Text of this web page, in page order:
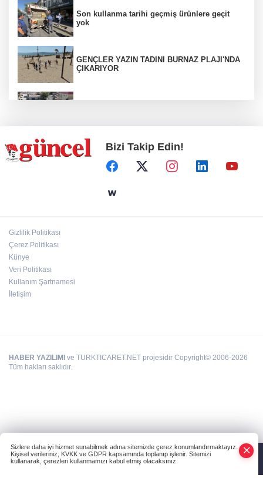
Son kullanma tarihi geçmiş ürünlere geçit
yok
GENÇLER YAZIN TADINI BURNAZ PLAJI'NDA
ÇIKARIYOR
Otoyolda plaka gizleyerek seyreden araca 140
bin TL ceza
Bizi Takip Edin!
Gizlilik Politikası
Çerez Politikası
Künye
Veri Politikası
Kullanım Şartnamesi
İletişim
HABER YAZILIMI ve TURKTICARET.NET projesidir Copyright© 2006-2026
Tüm hakları saklıdır.
Sizlere daha iyi hizmet sunabilmek adına sitemizde çerez konumlandırmaktayız.
Kişisel verileriniz, KVKK ve GDPR kapsamında toplanıp işlenir. Sitemizi
kullanarak, çerezleri kullanmamızı kabul etmiş olacaksınız.